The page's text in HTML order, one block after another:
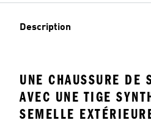
Description
UNE CHAUSSURE DE
AVEC UNE TIGE
SEMELLE